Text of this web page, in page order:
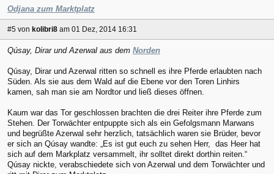
Odjana zum Marktplatz
#5 von kolibri8 am 01 Dez, 2014 16:31
Qúsay, Dirar und Azerwal aus dem Norden
Qúsay, Dirar und Azerwal ritten so schnell es ihre Pferde erlaubten nach
Süden. Als sie aus dem Wald auf die Ebene vor den Toren Linhirs
kamen, sah man sie am Nordtor und ließ dieses öffnen.
Kaum war das Tor geschlossen brachten die drei Reiter ihre Pferde zum
Stehen. Der Torwächter entpuppte sich als ein Gefolgsmann Marwans
und begrüßte Azerwal sehr herzlich, tatsächlich waren sie Brüder, bevor
er sich an Qúsay wandte: „Es ist gut euch zu sehen Herr, das Heer hat
sich auf dem Markplatz versammelt, ihr solltet direkt dorthin reiten.“
Qúsay nickte, verabschiedete sich von Azerwal und dem Torwächter und